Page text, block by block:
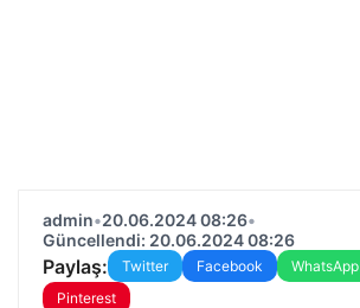
admin•20.06.2024 08:26•
Güncellendi: 20.06.2024 08:26
Paylaş: Twitter Facebook WhatsApp
Pinterest